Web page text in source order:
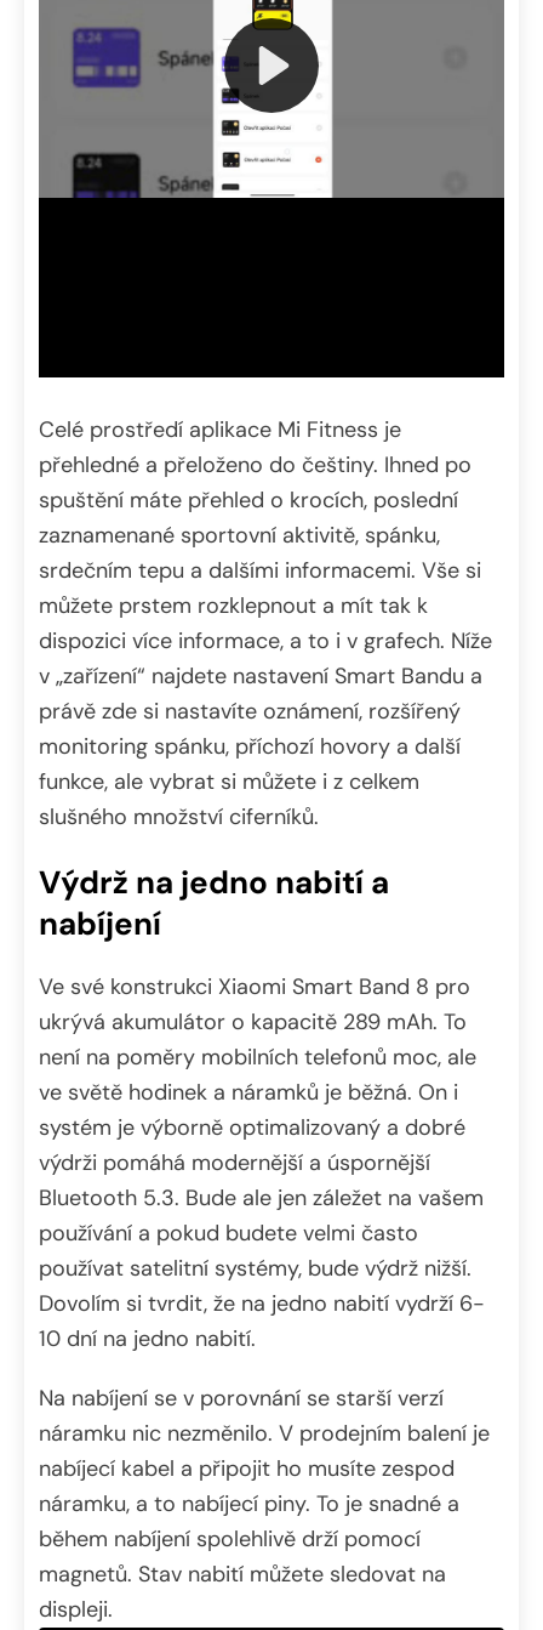
Celé prostředí aplikace Mi Fitness je
přehledné a přeloženo do češtiny. Ihned po
spuštění máte přehled o krocích, poslední
zaznamenané sportovní aktivitě, spánku,
srdečním tepu a dalšími informacemi. Vše si
můžete prstem rozklepnout a mít tak k
dispozici více informace, a to i v grafech. Níže
v „zařízení“ najdete nastavení Smart Bandu a
právě zde si nastavíte oznámení, rozšířený
monitoring spánku, příchozí hovory a další
funkce, ale vybrat si můžete i z celkem
slušného množství ciferníků.
Výdrž na jedno nabití a
nabíjení
Ve své konstrukci Xiaomi Smart Band 8 pro
ukrývá akumulátor o kapacitě 289 mAh. To
není na poměry mobilních telefonů moc, ale
ve světě hodinek a náramků je běžná. On i
systém je výborně optimalizovaný a dobré
výdrži pomáhá modernější a úspornější
Bluetooth 5.3. Bude ale jen záležet na vašem
používání a pokud budete velmi často
používat satelitní systémy, bude výdrž nižší.
Dovolím si tvrdit, že na jedno nabití vydrží 6-
10 dní na jedno nabití.
Na nabíjení se v porovnání se starší verzí
náramku nic nezměnilo. V prodejním balení je
nabíjecí kabel a připojit ho musíte zespod
náramku, a to nabíjecí piny. To je snadné a
během nabíjení spolehlivě drží pomocí
magnetů. Stav nabití můžete sledovat na
displeji.